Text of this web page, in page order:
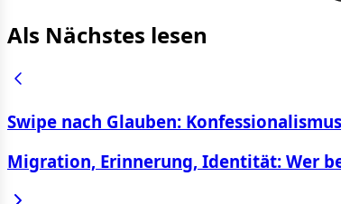
Als Nächstes lesen
Swipe nach Glauben:
Migration, Erinnerung, Identität: Wer